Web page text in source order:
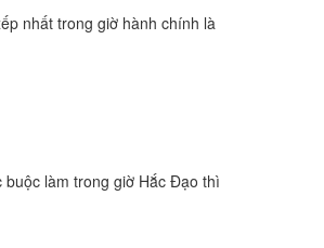
nhất trong giờ hành chính là
làm trong giờ Hắc Đạo thì